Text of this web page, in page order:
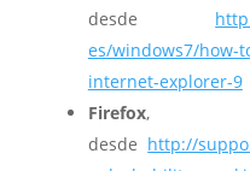
desde
es/windows7/how-
internet-explorer-9
Firefox,
desde http://